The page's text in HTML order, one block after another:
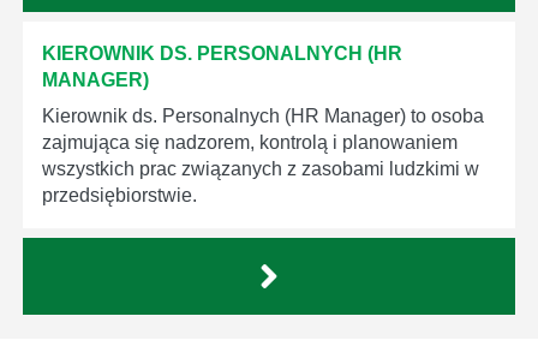
KIEROWNIK DS. PERSONALNYCH (HR
MANAGER)
Kierownik ds. Personalnych (HR Manager) to osoba
zajmująca się nadzorem, kontrolą i planowaniem
wszystkich prac związanych z zasobami ludzkimi w
przedsiębiorstwie.